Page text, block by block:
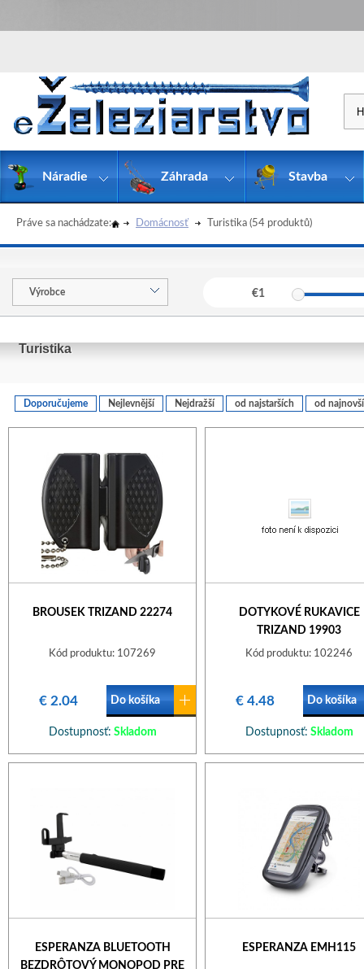
Práve sa nachádzate: Domácnosť Turistika (54 produktů)
Výrobce €1
Turistika
Doporučujeme Nejlevnější Nejdražší od najstarších od
BROUSEK TRIZAND 22274
Kód produktu: 107269
€ 2.04 Do košíka
Dostupnosť: Skladom
DOTYKOVÉ RUKAVICE
TRIZAND 19903
Kód produktu: 102246
€ 4.48 Do košíka
Dostupnosť: Skladom
ESPERANZA BLUETOOTH
BEZDRÔTOVÝ MONOPOD PRE
ESPERANZA EMH115
Náradie Záhrada Stavba